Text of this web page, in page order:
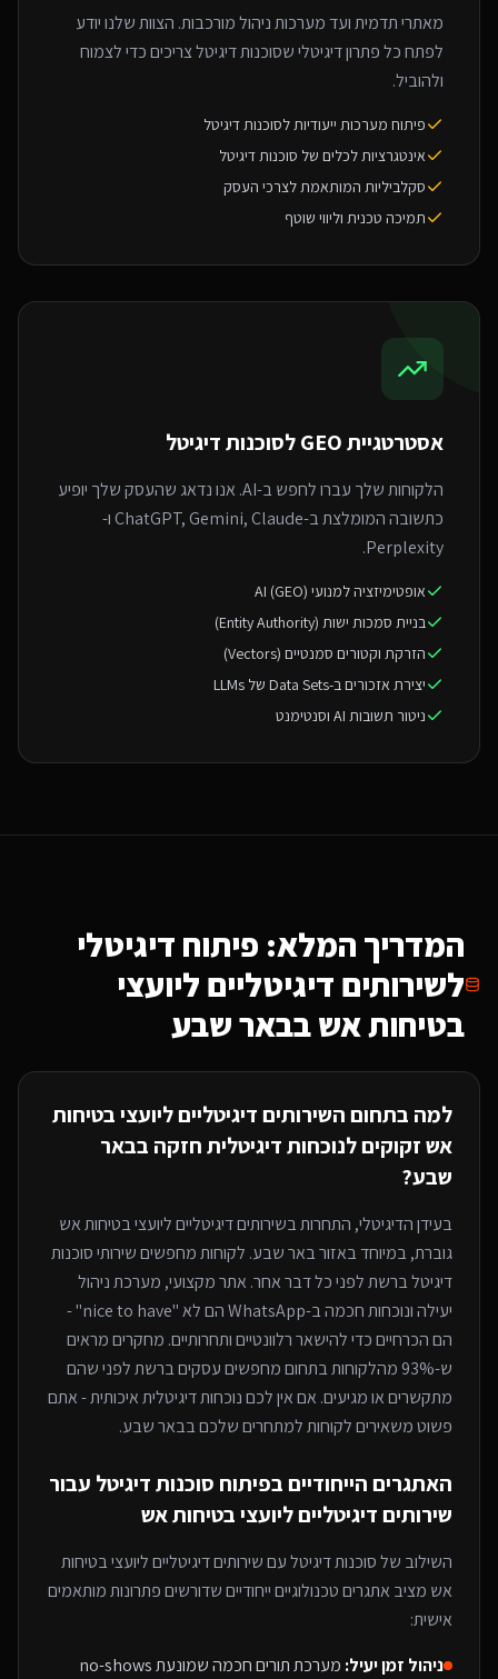
מאתרי תדמית ועד מערכות ניהול מורכבות. הצוות שלנו יודע
לפתח כל פתרון דיגיטלי שסוכנות דיגיטל צריכים כדי לצמוח
ולהוביל.
פיתוח מערכות ייעודיות לסוכנות דיגיטל
אינטגרציות לכלים של סוכנות דיגיטל
סקלביליות המותאמת לצרכי העסק
תמיכה טכנית וליווי שוטף
אסטרטגיית GEO ל סוכנות דיגיטל
הלקוחות שלך עברו לחפש ב-AI. אנו נדאג שהעסק שלך יופיע
כתשובה המומלצת ב-ChatGPT, Gemini, Claude ו-
Perplexity.
אופטימיזציה למנועי AI (GEO)
בניית סמכות ישות (Entity Authority)
הזרקת וקטורים סמנטיים (Vectors)
יצירת אזכורים ב-Data Sets של LLMs
ניטור תשובות AI וסנטימנט
המדריך המלא: פיתוח דיגיטלי
לשירותים דיגיטליים ליועצי
בטיחות אשבבאר שבע
למה בתחום השירותים דיגיטליים ליועצי בטיחות
אשזקוקים לנוכחות דיגיטלית חזקה בבאר
שבע?
בעידן הדיגיטלי, התחרות בשירותים דיגיטליים ליועצי בטיחות אש
גוברת, במיוחדבאזור באר שבע. לקוחות מחפשים שירותיסוכנות
דיגיטלברשת לפני כל דבר אחר. אתר מקצועי, מערכת ניהול
יעילה ונוכחות חכמה ב-WhatsApp הם לא "nice to have" -
הם הכרחיים כדי להישאר רלוונטיים ותחרותיים. מחקרים מראים
ש-93% מהלקוחות בתחום מחפשים עסקים ברשת לפני שהם
מתקשרים או מגיעים. אם אין לכם נוכחות דיגיטלית איכותית - אתם
פשוט משאירים לקוחות למתחריםשלכם בבאר שבע.
האתגרים הייחודיים בפיתוח סוכנות דיגיטל עבור
שירותים דיגיטליים ליועצי בטיחות אש
השילוב שלסוכנות דיגיטלעםשירותים דיגיטליים ליועצי בטיחות
אש מציב אתגרים טכנולוגיים ייחודיים שדורשים פתרונות מותאמים
אישית:
ניהול זמן יעיל:
מערכת תורים חכמה שמונעת no-shows